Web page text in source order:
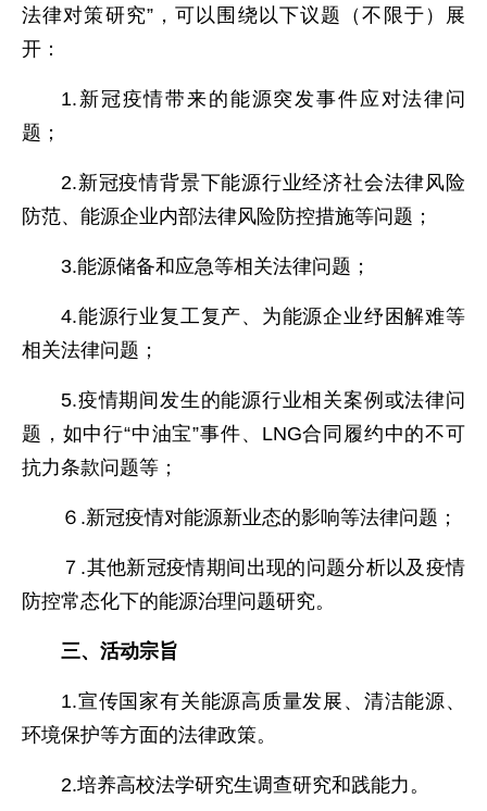
法律对策研究”，可以围绕以下议题（不限于）展
开：
1.新冠疫情带来的能源突发事件应对法律问
题；
2.新冠疫情背景下能源行业经济社会法律风险
防范、能源企业内部法律风险防控措施等问题；
3.能源储备和应急等相关法律问题；
4.能源行业复工复产、为能源企业纾困解难等
相关法律问题；
5.疫情期间发生的能源行业相关案例或法律问
题，如中行“中油宝”事件、LNG合同履约中的不可
抗力条款问题等；
６.新冠疫情对能源新业态的影响等法律问题；
７.其他新冠疫情期间出现的问题分析以及疫情
防控常态化下的能源治理问题研究。
三、活动宗旨
1.宣传国家有关能源高质量发展、清洁能源、
环境保护等方面的法律政策。
2.培养高校法学研究生调查研究和践能力。